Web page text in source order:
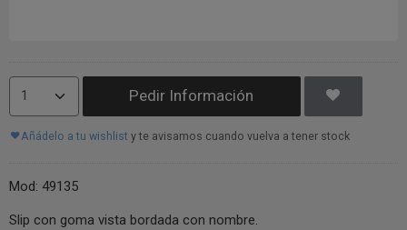
Pedir Información
Añádelo a tu wishlist y te avisamos cuando vuelva a tener stock
Mod: 49135
Slip con goma vista bordada con nombre.